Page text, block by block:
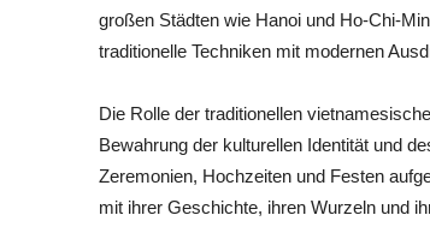
großen Städten wie Hanoi und Ho-Chi-
traditionelle Techniken mit modernen
Die Rolle der traditionellen
Bewahrung der kulturellen Identität und
Zeremonien, Hochzeiten und Festen
mit ihrer Geschichte, ihren Wurzeln und